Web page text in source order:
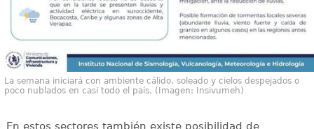
La semana iniciará con ambiente cálido, soleado y cielos despejados o
poco nublados en casi todo el país. (Imagen: Insivumeh)
En estos sectores también existe posibilidad de